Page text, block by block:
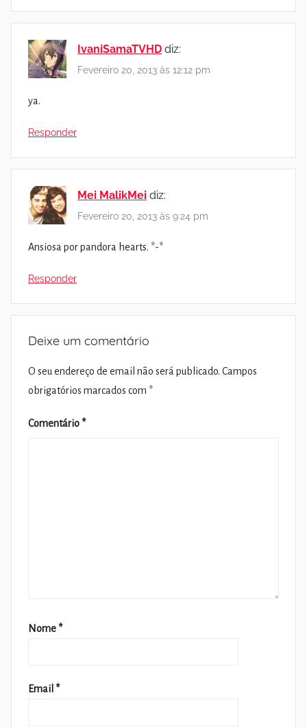
IvaniSamaTVHD diz:
Fevereiro 20, 2013 às 12:12 pm
ya.
Responder
Mei MalikMei diz:
Fevereiro 20, 2013 às 9:24 pm
Ansiosa por pandora hearts. *-*
Responder
Deixe um comentário
O seu endereço de email não será publicado. Campos
obrigatórios marcados com *
Comentário *
Nome *
Email *